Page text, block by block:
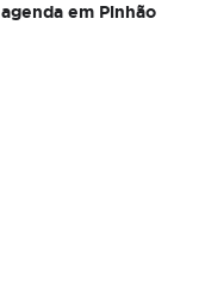
agenda em Pinhão